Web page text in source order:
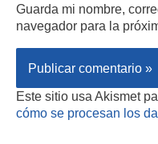
Guarda mi nombre,
navegador para la
Este sitio usa Akismet
cómo se procesan los